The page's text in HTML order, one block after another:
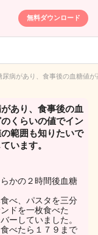
無料ダウンロード
病があり、食事後の血糖値
あり、食事後の血
くらいの値でイン
範囲も知りたいで
います。
かの２時間後血糖
べ、パスタを三分
ドを一枚食べた
ーしていました。
べたら１７９まで